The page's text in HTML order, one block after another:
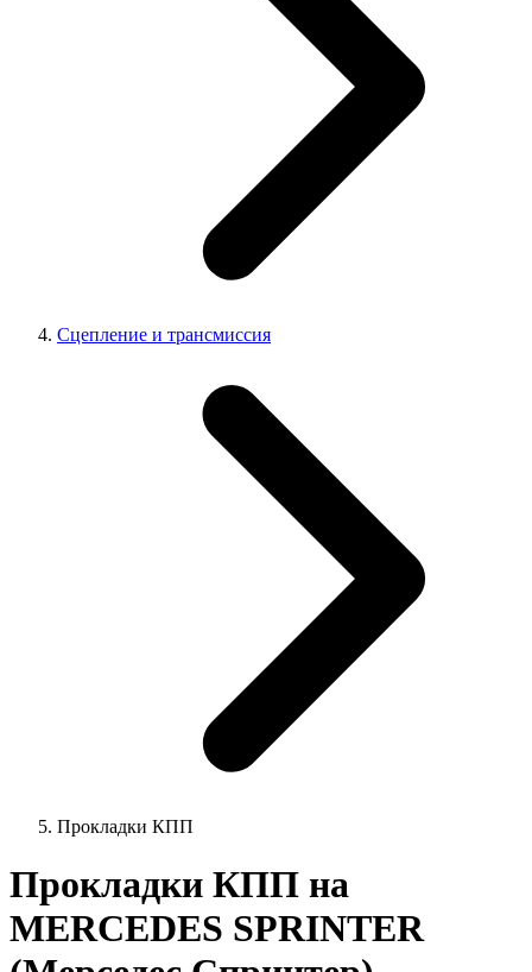
Сцепление и трансмиссия
Прокладки КПП
Прокладки КПП на
MERCEDES SPRINTER